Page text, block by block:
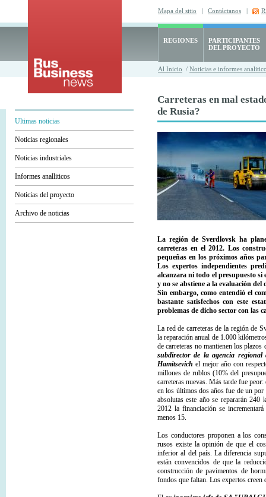
Mapa del sitio | Contáctanos |
REGIONES
PARTICIPANTES
DEL PROYECTO
Al Inicio / Noticias e informes
Ultimas noticias
Noticias regionales
Noticias industriales
Informes analliticos
Noticias del proyecto
Archivo de noticias
Carreteras en mal
de Rusia?
La región de Sverdlovsk ha
carreteras en el 2012. Los
pequeñas en los próximos años
Los expertos independientes
alcanzara ni todo el presupuesto si
y no se abstiene a la evaluación
Sin embargo, como entendió el
bastante satisfechos con este
problemas de dicho sector con las
La red de carreteras de la región de
la reparación anual de 1.000
de carreteras no mantienen los
subdirector de la agencia
Hamitsevich el mejor año con
millones de rublos (10% del
carreteras nuevas. Más tarde fue
en los últimos dos años fue de un
absolutas este año se repararán
2012 la financiación se
menos 15.
Los conductores proponen a los
rusos existe la opinión de que el
inferior al del país. La diferencia
están convencidos de que la
construcción de pavimentos de
fondos que faltan. Los expertos creen